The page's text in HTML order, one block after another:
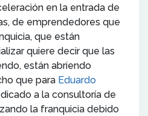
en la entrada de
de emprendedores que
que están
quiere decir que las
están abriendo
que para Eduardo
a la consultoría de
la franquicia debido